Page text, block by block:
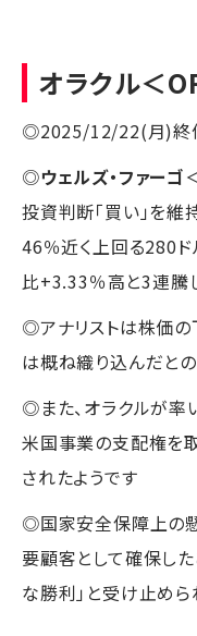
オラクル＜
◎2025/12/22(月)終
◎ウェルズ・ファーゴ
投資判断「買い」を
46％近く上回る280ド
比+3.33％高と3連騰
◎アナリストは株価の
は概ね織り込んだと
◎また、オラクルが
米国事業の支配権を
されたようです
◎国家安全保障上の
要顧客として確保した
な勝利」と受け止めら